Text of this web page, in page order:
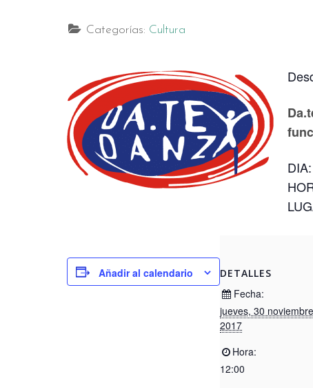
Categorías: Cultura
Añadir al calendario DETALLES
Fecha:
jueves, 30
2017
Hora:
12:00